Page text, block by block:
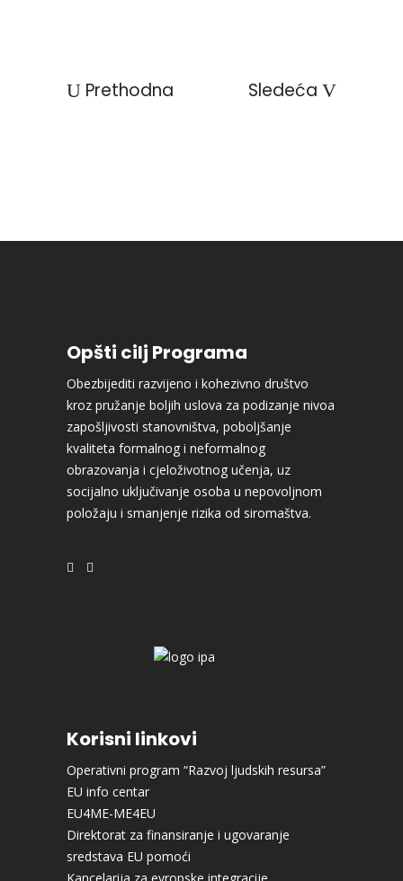
Prethodna Sledeća
Opšti cilj Programa
Obezbijediti razvijeno i kohezivno društvo
kroz pružanje boljih uslova za podizanje nivoa
zapošljivosti stanovništva, poboljšanje
kvaliteta formalnog i neformalnog
obrazovanja i cjeloživotnog učenja, uz
socijalno uključivanje osoba u nepovoljnom
položaju i smanjenje rizika od siromaštva.
Korisni linkovi
Operativni program “Razvoj ljudskih resursa”
EU info centar
EU4ME-ME4EU
Direktorat za finansiranje i ugovaranje
sredstava EU pomoći